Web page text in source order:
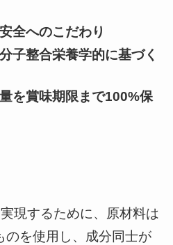
全へのこだわり
子整合栄養学的に基づく
を賞味期限まで100%保
現するために、原材料は
のを使用し、成分同士が